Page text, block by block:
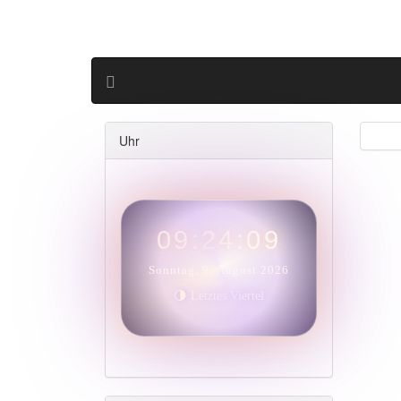
Uhr
09:24:10
Sonntag, 9. August 2026
🌗 Letztes Viertel